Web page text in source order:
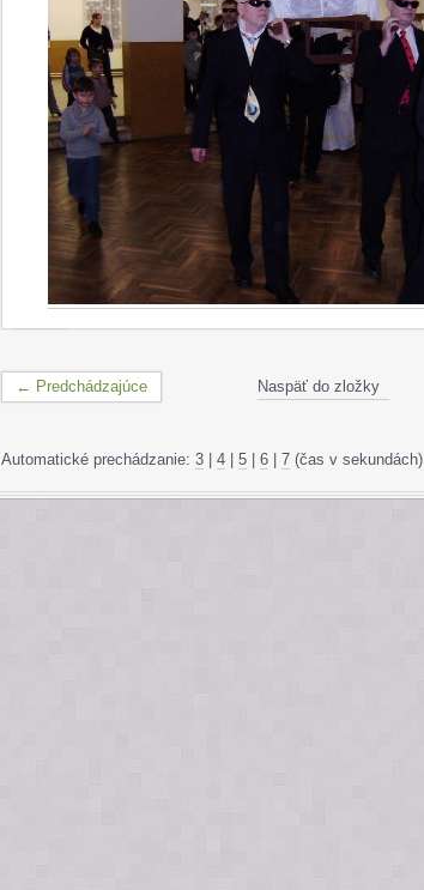
← Predchádzajúce Naspäť do zložky
Automatické prechádzanie: 3 4 5 6 7 (čas v sekundách)